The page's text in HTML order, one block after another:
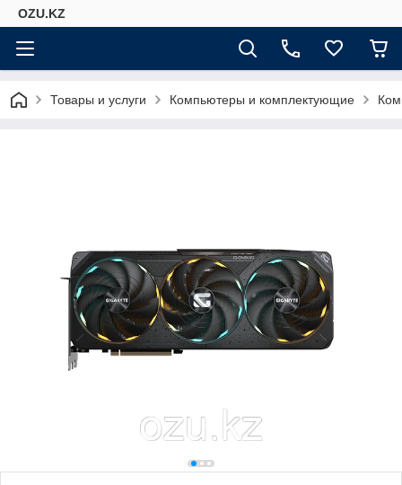
OZU.KZ
Товары и услуги Компьютеры и комплектующие